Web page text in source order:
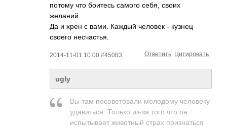
потому что боитесь самого себя, своих
желаний.
Да и хрен с вами. Каждый человек - кузнец
своего несчастья.
2014-11-01 10:00 #45083 Цитировать
Ответить
ugly
Вы там посоветовали молодому человеку
удавиться. Только из-за того что он
испытывает животный страх признаться